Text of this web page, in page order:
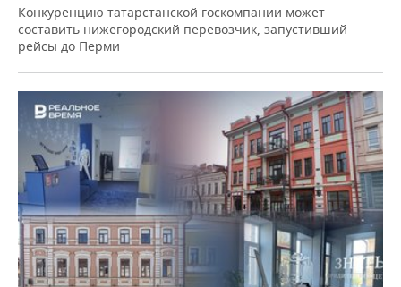
Конкуренцию татарстанской госкомпании может
составить нижегородский перевозчик, запустивший
рейсы до Перми